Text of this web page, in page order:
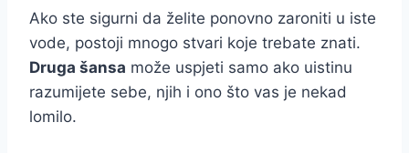
Ako ste sigurni da želite ponovno zaroniti u iste
vode, postoji mnogo stvari koje trebate znati.
Druga šansa može uspjeti samo ako uistinu
razumijete sebe, njih i ono što vas je nekad
lomilo.